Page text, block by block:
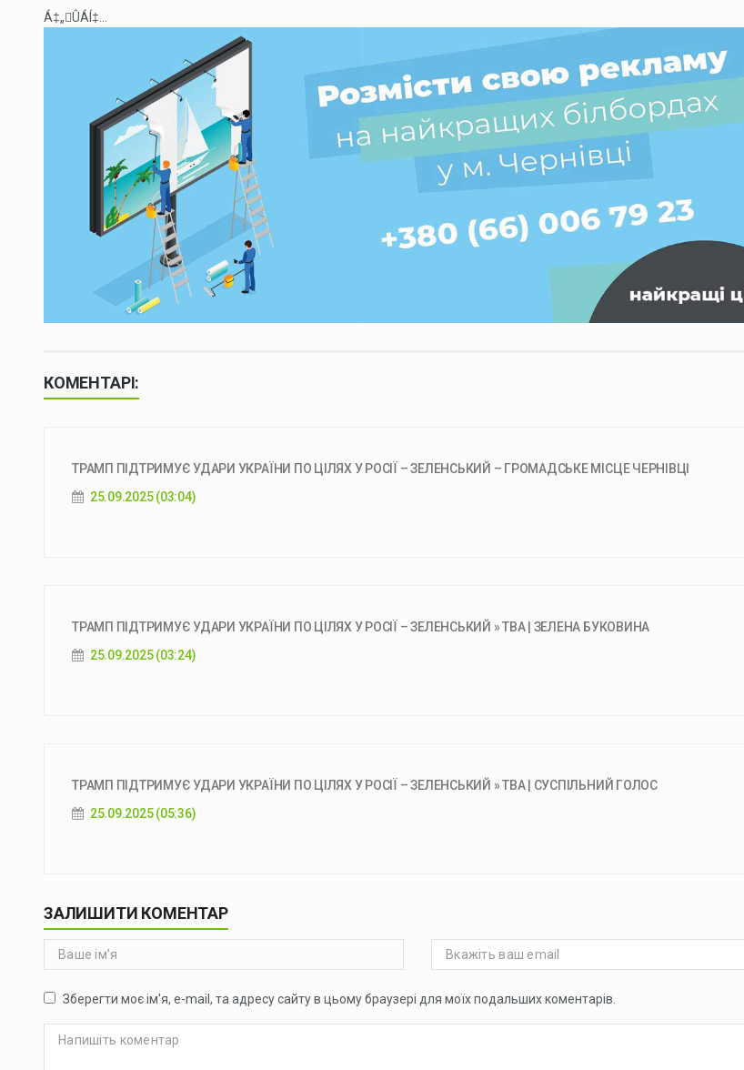
Á‡„ÛÁÍ‡...
КОМЕНТАРІ:
ТРАМП ПІДТРИМУЄ УДАРИ УКРАЇНИ ПО ЦІЛЯХ У РОСІЇ – ЗЕЛЕНСЬКИЙ – ГРОМАДСЬКЕ МІСЦЕ ЧЕРНІВЦІ
25.09.2025 (03:04)
ТРАМП ПІДТРИМУЄ УДАРИ УКРАЇНИ ПО ЦІЛЯХ У РОСІЇ – ЗЕЛЕНСЬКИЙ » ТВА | ЗЕЛЕНА БУКОВИНА
25.09.2025 (03:24)
ТРАМП ПІДТРИМУЄ УДАРИ УКРАЇНИ ПО ЦІЛЯХ У РОСІЇ – ЗЕЛЕНСЬКИЙ » ТВА | СУСПІЛЬНИЙ ГОЛОС
25.09.2025 (05:36)
ЗАЛИШИТИ КОМЕНТАР
Зберегти моє ім'я, e-mail, та адресу сайту в цьому браузері для моїх подальших коментарів.